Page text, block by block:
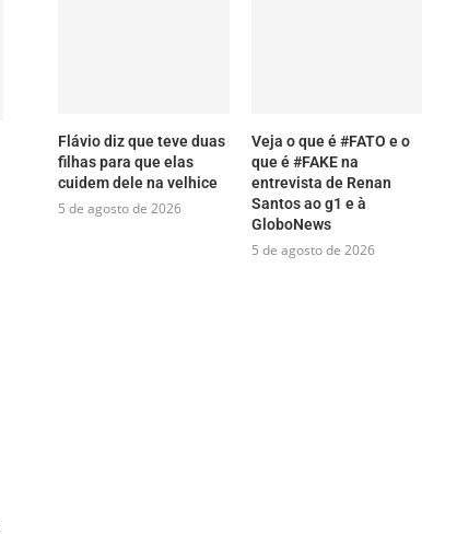
Flávio diz que teve duas
filhas para que elas
cuidem dele na velhice
5 de agosto de 2026
Veja o que é #FATO e o
que é #FAKE na
entrevista de Renan
Santos ao g1 e à
GloboNews
5 de agosto de 2026